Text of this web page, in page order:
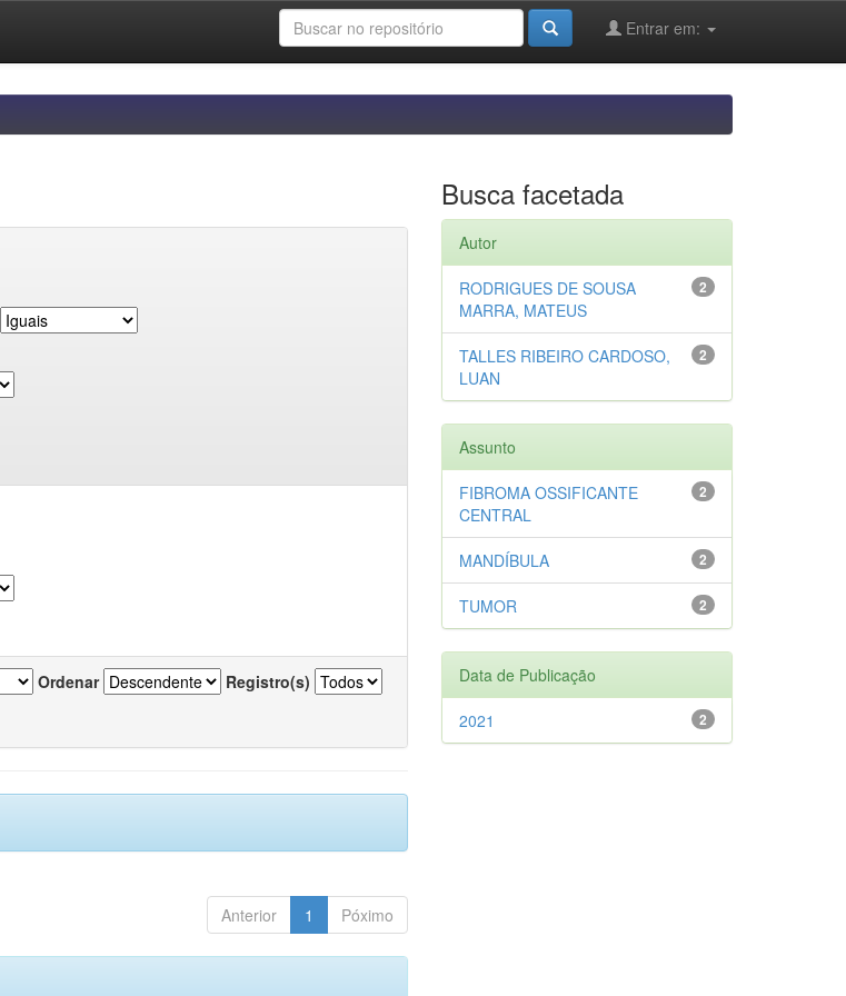
Entrar em:
Ordenar Registro(s)
Anterior 1 Póximo
Busca facetada
Autor
2
RODRIGUES DE SOUSA
MARRA, MATEUS
2
TALLES RIBEIRO CARDOSO,
LUAN
Assunto
2
FIBROMA OSSIFICANTE
CENTRAL
2
MANDÍBULA
2
TUMOR
Data de Publicação
2
2021